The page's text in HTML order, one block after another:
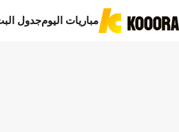
مباريات اليومجدول